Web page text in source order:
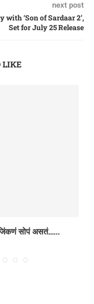
next post
with ‘Son of Sardaar 2’,
Set for July 25 Release
LIKE
सोपं असतं…...